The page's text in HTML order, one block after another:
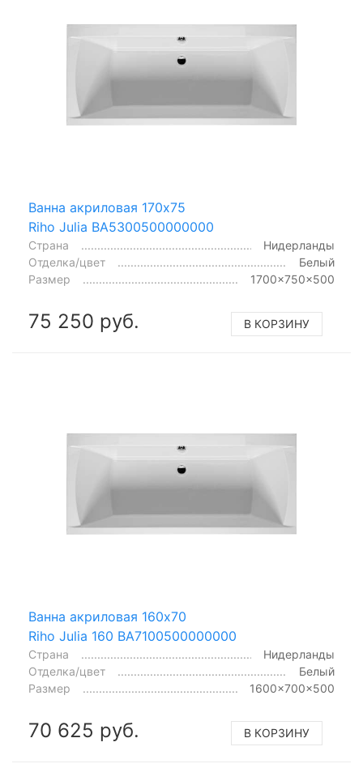
Ванна акриловая 170x75
Riho Julia BA5300500000000
Страна
Нидерланды
Отделка/цвет
Белый
Размер
1700x750x500
75 250 руб. В КОРЗИНУ
Ванна акриловая 160x70
Riho Julia 160 BA7100500000000
Страна
Нидерланды
Отделка/цвет
Белый
Размер
1600x700x500
70 625 руб. В КОРЗИНУ